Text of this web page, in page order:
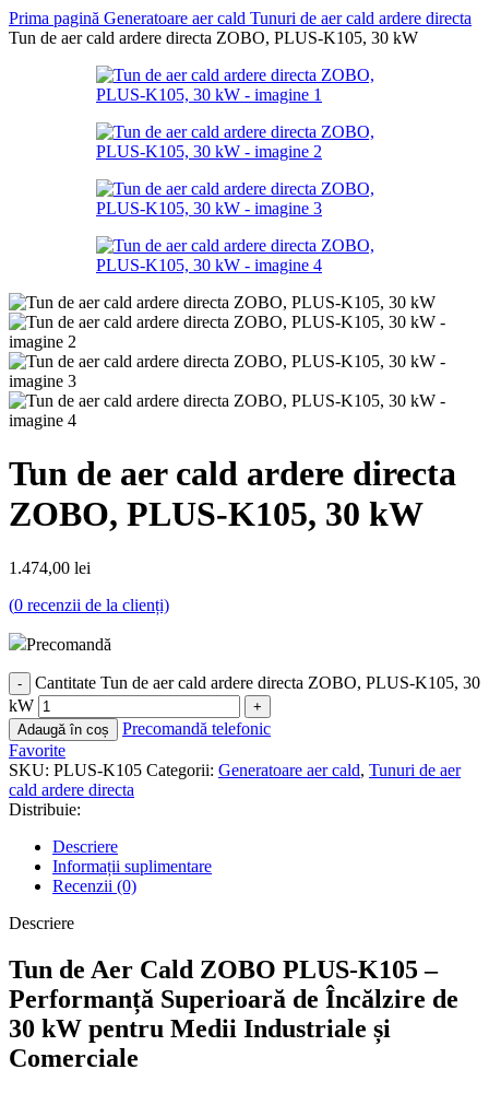
Prima pagină Generatoare aer cald Tunuri de aer cald ardere directa
Tun de aer cald ardere directa ZOBO, PLUS-K105, 30 kW
Tun de aer cald ardere directa
ZOBO, PLUS-K105, 30 kW
1.474,00 lei
(0 recenzii de la clienți)
Precomandă
Cantitate Tun de aer cald ardere directa ZOBO, PLUS-K105, 30
kW
Adaugă în coș
Precomandă telefonic
Favorite
SKU: PLUS-K105 Categorii: Generatoare aer cald, Tunuri de aer
cald ardere directa
Distribuie:
Descriere
Informații suplimentare
Recenzii (0)
Descriere
Tun de Aer Cald ZOBO PLUS-K105 –
Performanță Superioară de Încălzire de
30 kW pentru Medii Industriale și
Comerciale